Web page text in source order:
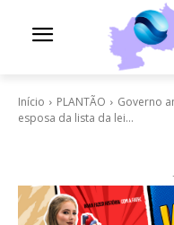
Início PLANTÃO
Governo
esposa da lista da lei...